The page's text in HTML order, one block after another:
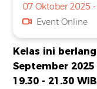
07 Oktober 2025
Event Online
Kelas ini
September
19.30 - 21.30 WIB